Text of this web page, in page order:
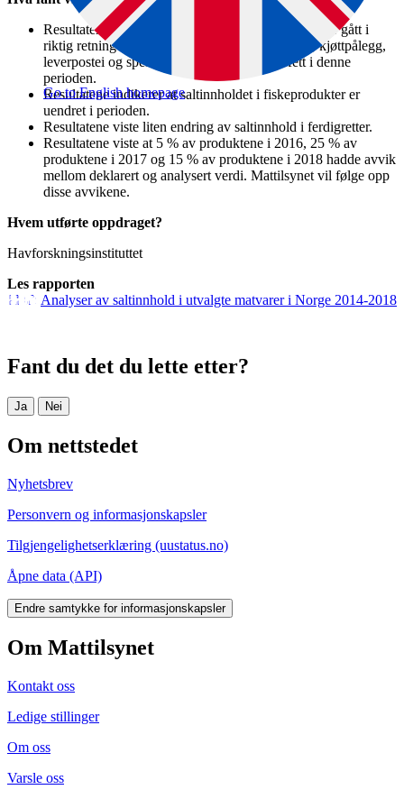
Go to English homepage
Resultatene viste at utviklingen for saltinnholdet har gått i
riktig retning for ferskt brød og frokostblanding, kjøttpålegg,
leverpostei og spekeskinke, meieri og spisefett i denne
perioden.
Resultatene indikerer at saltinnholdet i fiskeprodukter er
uendret i perioden.
Resultatene viste liten endring av saltinnhold i ferdigretter.
Resultatene viste at 5 % av produktene i 2016, 25 % av
produktene i 2017 og 15 % av produktene i 2018 hadde avvik
mellom deklarert og analysert verdi. Mattilsynet vil følge opp
disse avvikene.
Hvem utførte oppdraget?
Havforskningsinstituttet
Les rapporten
Analyser av saltinnhold i utvalgte matvarer i Norge 2014-2018
Fant du det du lette etter?
Ja Nei
Om nettstedet
Nyhetsbrev
Personvern og informasjonskapsler
Tilgjengelighetserklæring (uustatus.no)
Åpne data (API)
Endre samtykke for informasjonskapsler
Om Mattilsynet
Kontakt oss
Ledige stillinger
Om oss
Varsle oss